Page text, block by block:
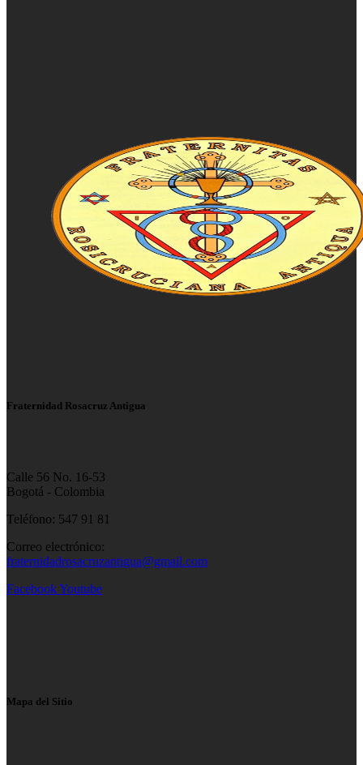
Fraternidad Rosacruz Antigua
Calle 56 No. 16-53
Bogotá - Colombia
Teléfono: 547 91 81
Correo electrónico:
fraternidadrosacruzantigua@gmail.com
FacebookYoutube
Mapa del Sitio